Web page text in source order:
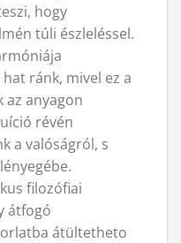
hogy
túli észleléssel.
ránk, mivel ez a
anyagon
révén
a valóságról, s
filozófiai
átfogó
átültetheto